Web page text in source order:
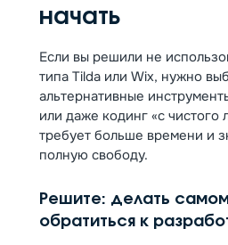
начать
Если вы решили не
типа Tilda или Wix, нужно
альтернативные
или даже кодинг «с чистого
требует больше времени и
полную свободу.
Решите: делать
обратиться к